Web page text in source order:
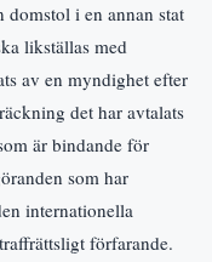
domstol i en annan stat
likställas med
av en myndighet efter
det har avtalats
är bindande för
som har
internationella
förfarande.